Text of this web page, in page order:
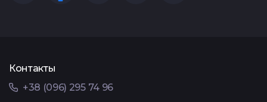
Контакты
+38 (096) 295 74 96